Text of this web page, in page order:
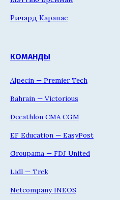
Ричард Карапас
КОМАНДЫ
Alpecin — Premier Tech
Bahrain — Victorious
Decathlon CMA CGM
EF Education — EasyPost
Groupama — FDJ United
Lidl — Trek
Netcompany INEOS